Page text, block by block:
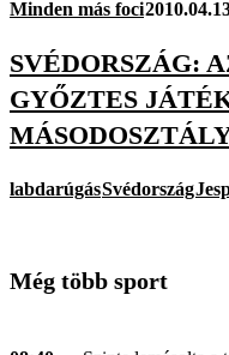
Minden más foci
SVÉDORSZÁG:
GYŐZTES
labdarúgásSvédország
Még több sport